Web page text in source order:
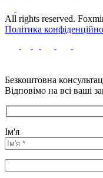
All rights reserved.
Політика
Безкоштовна
Відповімо на всі ваші
Ім'я